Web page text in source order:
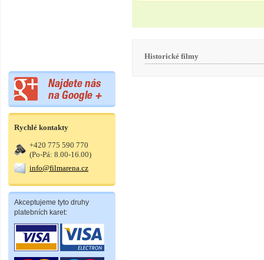
Rychlé kontakty
+420 775 590 770
(Po-Pá: 8.00-16.00)
info@filmarena.cz
Akceptujeme tyto druhy
platebních karet:
Historické filmy